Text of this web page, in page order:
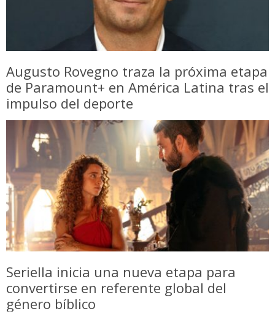
Augusto Rovegno traza la próxima etapa
de Paramount+ en América Latina tras el
impulso del deporte
Seriella inicia una nueva etapa para
convertirse en referente global del
género bíblico